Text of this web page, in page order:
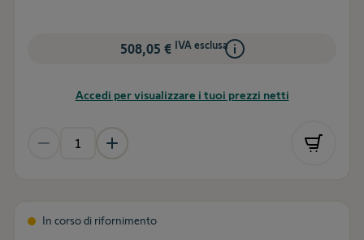
508,05 € IVA esclusa
Accedi per visualizzare i tuoi prezzi netti
In corso di rifornimento